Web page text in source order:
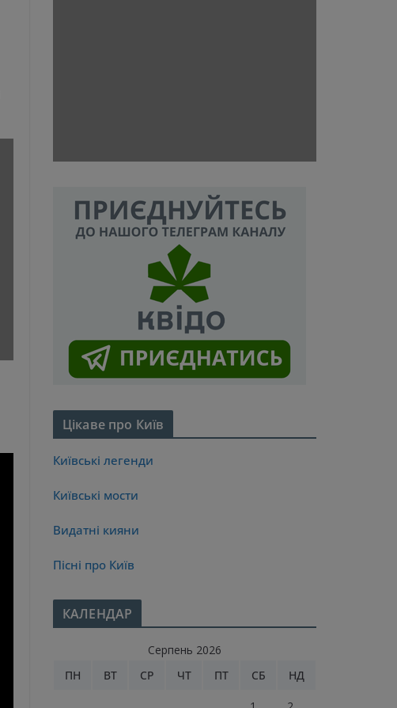
Цікаве про Київ
Київські легенди
Київські мости
Видатні кияни
Пісні про Київ
КАЛЕНДАР
Серпень 2026
ПН
ВТ СР ЧТ ПТ СБ НД